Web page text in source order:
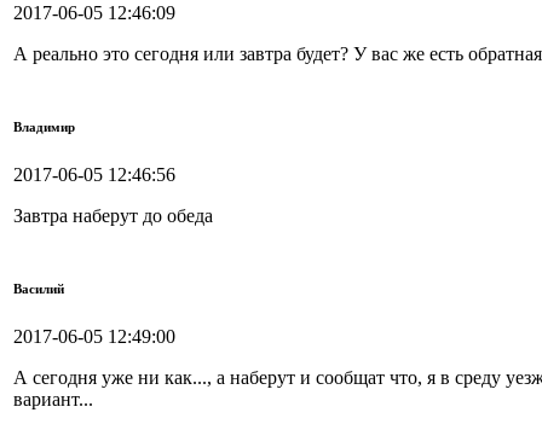
2017-06-05 12:46:09
А реально это сегодня или завтра будет? У вас же есть
Владимир
2017-06-05 12:46:56
Завтра наберут до обеда
Василий
2017-06-05 12:49:00
А сегодня уже ни как..., а наберут и сообщат что, я в среду
вариант...